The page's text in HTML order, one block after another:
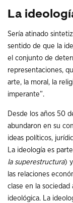
La
Sería atinado
sentido de que la
el conjunto de
representaciones,
arte, la moral, la
imperante”.
Desde los años 50
abundaron en su
ideas políticos,
La ideología es
la superestructura)
las relaciones
clase en la
ideológica. La